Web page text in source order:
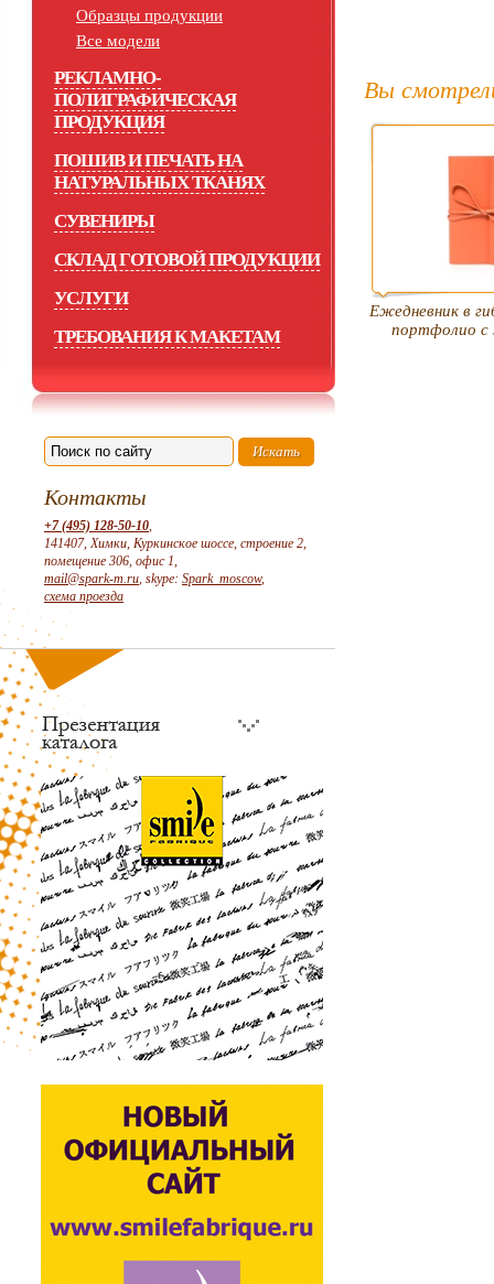
Образцы продукции
Все модели
РЕКЛАМНО-
ПОЛИГРАФИЧЕСКАЯ
ПРОДУКЦИЯ
ПОШИВ И ПЕЧАТЬ НА
НАТУРАЛЬНЫХ ТКАНЯХ
СУВЕНИРЫ
СКЛАД ГОТОВОЙ ПРОДУКЦИИ
УСЛУГИ
ТРЕБОВАНИЯ К МАКЕТАМ
Контакты
+7 (495) 128-50-10,
141407, Химки, Куркинское шоссе, строение 2,
помещение 306, офис 1,
mail@spark-m.ru, skype: Spark_moscow,
схема проезда
Вы
Ежедневник в
портфолио с